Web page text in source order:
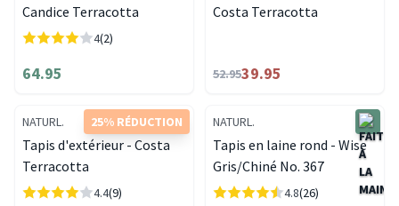
Candice Terracotta
4(2)
64.95
Costa Terracotta
52.9539.95
25% RÉDUCTION
NATURL.
Tapis d'extérieur - Costa
Terracotta
4.4(9)
NATURL.
Tapis en laine rond - Wise
Gris/Chiné No. 367
4.8(26)